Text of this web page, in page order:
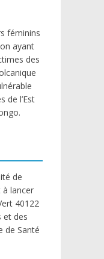
féminins
ayant
des
de l’Est
de
à lancer
40122
et des
de Santé